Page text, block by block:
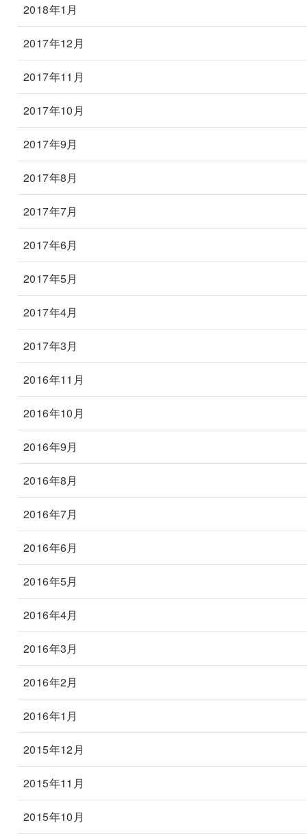
2018年1月
2017年12月
2017年11月
2017年10月
2017年9月
2017年8月
2017年7月
2017年6月
2017年5月
2017年4月
2017年3月
2016年11月
2016年10月
2016年9月
2016年8月
2016年7月
2016年6月
2016年5月
2016年4月
2016年3月
2016年2月
2016年1月
2015年12月
2015年11月
2015年10月